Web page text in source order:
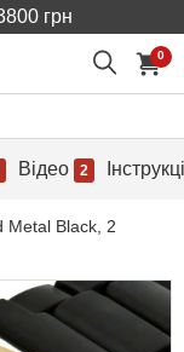
грн
0
Відео 2
Metal Black, 2